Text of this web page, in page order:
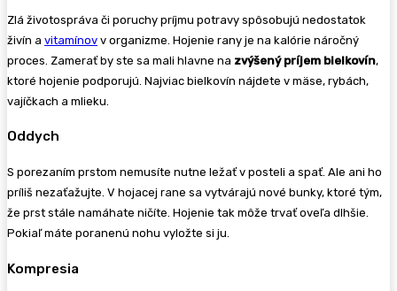
Zlá životospráva či poruchy príjmu potravy spôsobujú nedostatok
živín a vitamínov v organizme. Hojenie rany je na kalórie náročný
proces. Zamerať by ste sa mali hlavne na zvýšený príjem bielkovín,
ktoré hojenie podporujú. Najviac bielkovín nájdete v mäse, rybách,
vajíčkach a mlieku.
Oddych
S porezaním prstom nemusíte nutne ležať v posteli a spať. Ale ani ho
príliš nezaťažujte. V hojacej rane sa vytvárajú nové bunky, ktoré tým,
že prst stále namáhate ničíte. Hojenie tak môže trvať oveľa dlhšie.
Pokiaľ máte poranenú nohu vyložte si ju.
Kompresia